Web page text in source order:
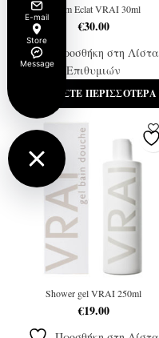
Sérum Eclat VRAI 30ml
€30.00
Προσθήκη στη Λίστα
Επιθυμιών
ΔΙΑΒΆΣΤΕ ΠΕΡΙΣΣΌΤΕΡΑ
Shower gel VRAI 250ml
€19.00
E-mail
Store
Message